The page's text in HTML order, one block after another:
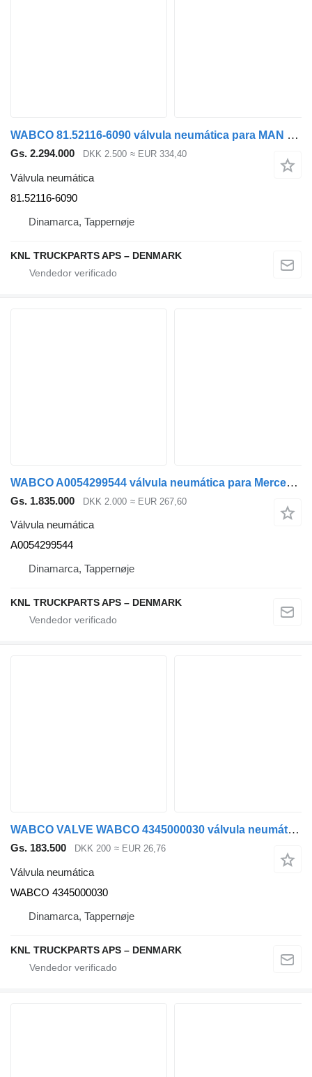
WABCO 81.52116-6090 válvula neumática para MAN camión
Gs. 2.294.000 DKK 2.500 ≈ EUR 334,40
Válvula neumática
81.52116-6090
Dinamarca, Tappernøje
KNL TRUCKPARTS APS – DENMARK
WABCO A0054299544 válvula neumática para Mercedes-Benz camión
Gs. 1.835.000 DKK 2.000 ≈ EUR 267,60
Válvula neumática
A0054299544
Dinamarca, Tappernøje
KNL TRUCKPARTS APS – DENMARK
WABCO VALVE WABCO 4345000030 válvula neumática para camión
Gs. 183.500 DKK 200 ≈ EUR 26,76
Válvula neumática
WABCO 4345000030
Dinamarca, Tappernøje
KNL TRUCKPARTS APS – DENMARK